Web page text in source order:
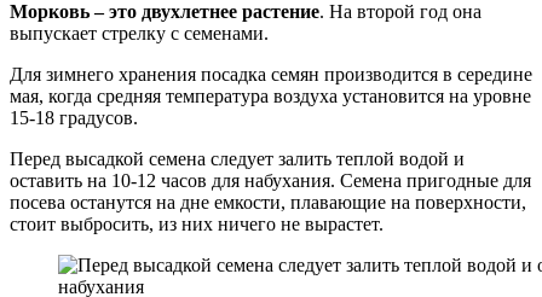
Морковь – это двухлетнее растение. На второй год она
выпускает стрелку с семенами.
Для зимнего хранения посадка семян производится в середине
мая, когда средняя температура воздуха установится на уровне
15-18 градусов.
Перед высадкой семена следует залить теплой водой и
оставить на 10-12 часов для набухания. Семена пригодные для
посева останутся на дне емкости, плавающие на поверхности,
стоит выбросить, из них ничего не вырастет.